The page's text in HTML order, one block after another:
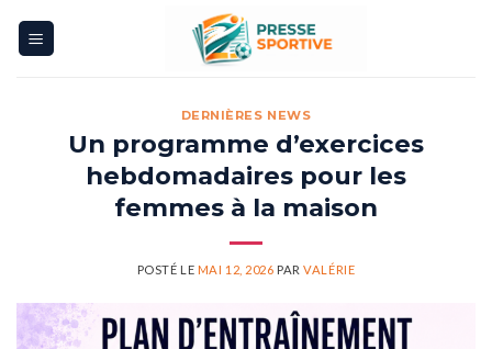
DERNIÈRES NEWS
Un programme d’exercices
hebdomadaires pour les
femmes à la maison
POSTÉ LE MAI 12, 2026 PARVALÉRIE